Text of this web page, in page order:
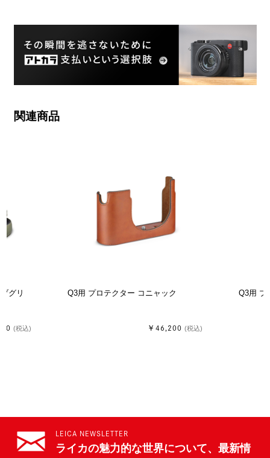
関連商品
グリ
(税込)
Q3用 プロテクター コニャック
￥46,200 (税込)
Q3用 プ
LEICA NEWSLETTER
ライカの魅力的な世界について、最新情